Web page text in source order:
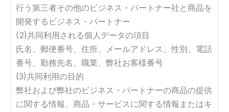
行う第三者その他のビジネス・パートナー社と商品を
開発するビジネス・パートナー
(2)共同利用される個人データの項目
氏名、郵便番号、住所、メールアドレス、性別、電話
番号、勤務先名、職業、弊社お客様番号
(3)共同利用の目的
弊社および弊社のビジネス・パートナーの商品の提供
に関する情報、商品・サービスに関する情報またはキ